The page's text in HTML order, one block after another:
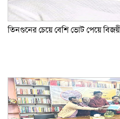
তিনগুনের চেয়ে বেশি ভোট পেয়ে